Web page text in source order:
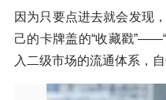
因为只要点进去就会发现
己的卡牌盖的“收藏戳
入二级市场的流通体系，